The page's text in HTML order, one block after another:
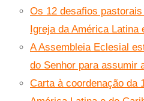
Os 12 desafios
Igreja da América Latina
A Assembleia Eclesial
do Senhor para assumir
Carta à coordenação da